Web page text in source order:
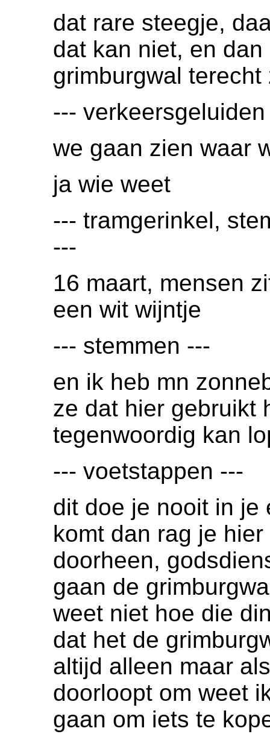
dat rare steegje,
dat kan niet, en
grimburgwal terecht
---
we gaan zien waar
ja wie weet
--- tramgerinkel,
---
16 maart, mensen
een wit wijntje
--- stemmen ---
en ik heb mn
ze dat hier gebruikt
tegenwoordig kan
--- voetstappen ---
dit doe je nooit in je
komt dan rag je
doorheen,
gaan de
weet niet hoe die
dat het de
altijd alleen maar
doorloopt om weet
gaan om iets te